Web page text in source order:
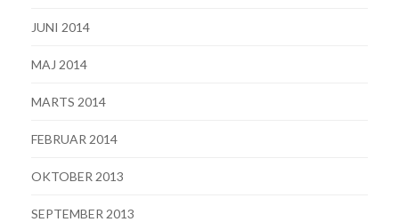
JUNI 2014
MAJ 2014
MARTS 2014
FEBRUAR 2014
OKTOBER 2013
SEPTEMBER 2013